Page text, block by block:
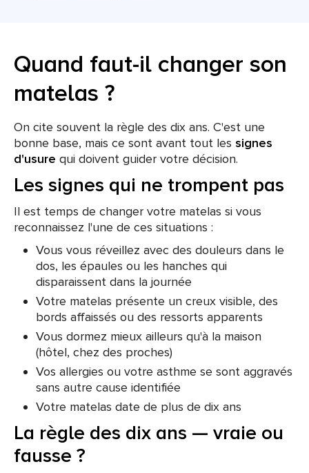
Quand faut-il changer son
matelas ?
On cite souvent la règle des dix ans. C'est une
bonne base, mais ce sont avant tout les signes
d'usure qui doivent guider votre décision.
Les signes qui ne trompent pas
Il est temps de changer votre matelas si vous
reconnaissez l'une de ces situations :
Vous vous réveillez avec des douleurs dans le
dos, les épaules ou les hanches qui
disparaissent dans la journée
Votre matelas présente un creux visible, des
bords affaissés ou des ressorts apparents
Vous dormez mieux ailleurs qu'à la maison
(hôtel, chez des proches)
Vos allergies ou votre asthme se sont aggravés
sans autre cause identifiée
Votre matelas date de plus de dix ans
La règle des dix ans — vraie ou
fausse ?